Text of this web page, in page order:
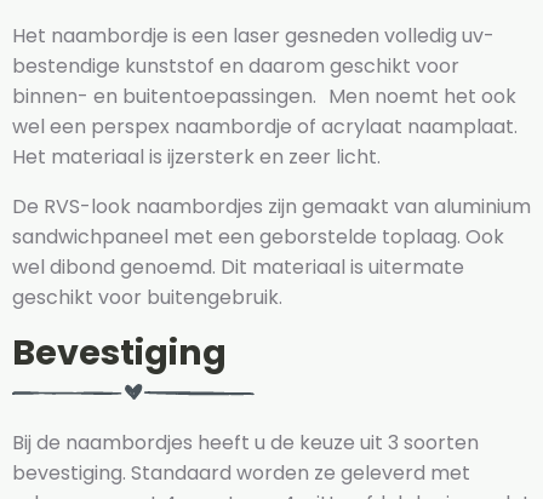
Het naambordje is een laser gesneden volledig uv-
bestendige kunststof en daarom geschikt voor
binnen- en buitentoepassingen. Men noemt het ook
wel een perspex naambordje of acrylaat naamplaat.
Het materiaal is ijzersterk en zeer licht.
De RVS-look naambordjes zijn gemaakt van aluminium
sandwichpaneel met een geborstelde toplaag. Ook
wel dibond genoemd. Dit materiaal is uitermate
geschikt voor buitengebruik.
Bevestiging
Bij de naambordjes heeft u de keuze uit 3 soorten
bevestiging. Standaard worden ze geleverd met